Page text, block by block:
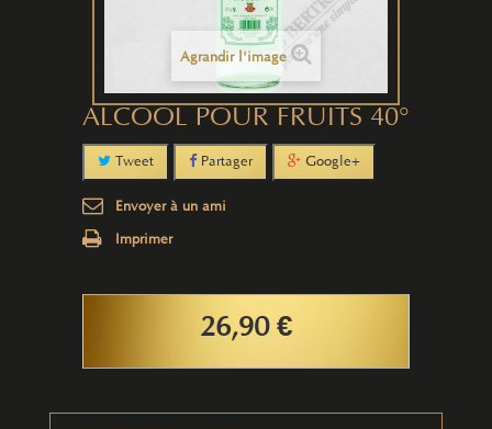
Agrandir l'image
ALCOOL POUR FRUITS 40°
Tweet Partager Google+
Envoyer à un ami
Imprimer
26,90 €